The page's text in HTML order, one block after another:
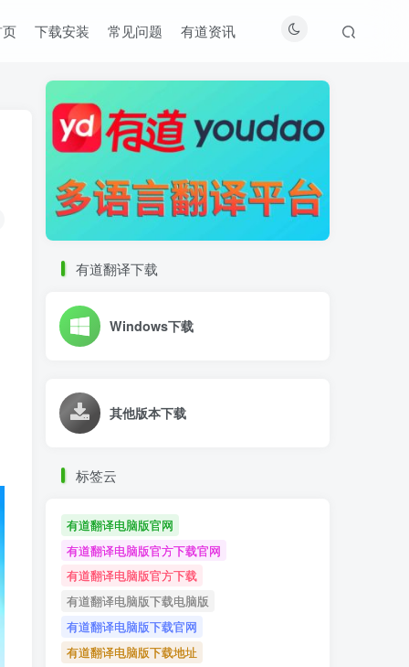
下载安装 常见问题 有道资讯
有道翻译下载
Windows下载
其他版本下载
标签云
有道翻译电脑版官网
有道翻译电脑版官方下载官网
有道翻译电脑版官方下载
有道翻译电脑版下载电脑版
有道翻译电脑版下载官网
有道翻译电脑版下载地址